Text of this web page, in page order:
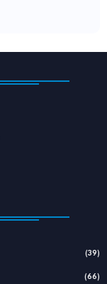
(39)
(66)